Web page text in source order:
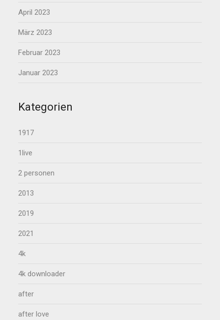
April 2023
März 2023
Februar 2023
Januar 2023
Kategorien
1917
1live
2 personen
2013
2019
2021
4k
4k downloader
after
after love